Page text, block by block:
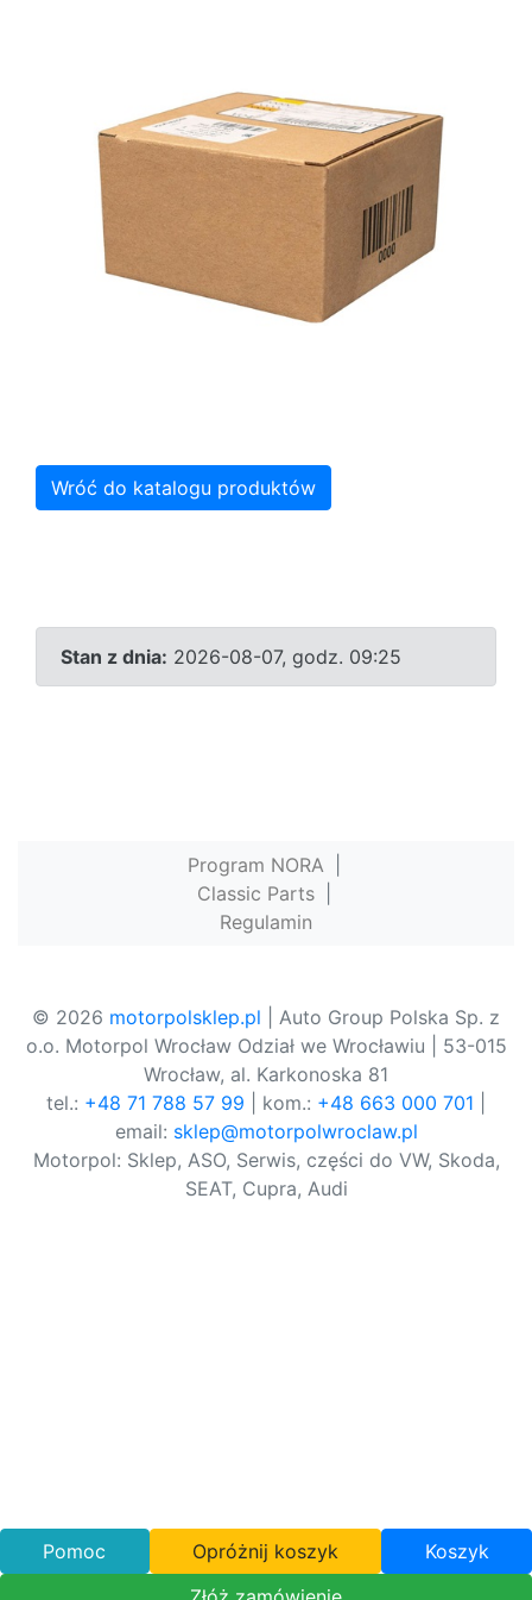
Wróć do katalogu produktów
Stan z dnia: 2026-08-07, godz. 09:25
Program NORA
Classic Parts
Regulamin
© 2026 motorpolsklep.pl | Auto Group Polska Sp. z
o.o. Motorpol Wrocław Odział we Wrocławiu | 53-015
Wrocław, al. Karkonoska 81
tel.: +48 71 788 57 99 | kom.: +48 663 000 701
email: sklep@motorpolwroclaw.pl
Motorpol: Sklep, ASO, Serwis, części do VW, Skoda,
SEAT, Cupra, Audi
Pomoc Opróżnij koszyk
Koszyk